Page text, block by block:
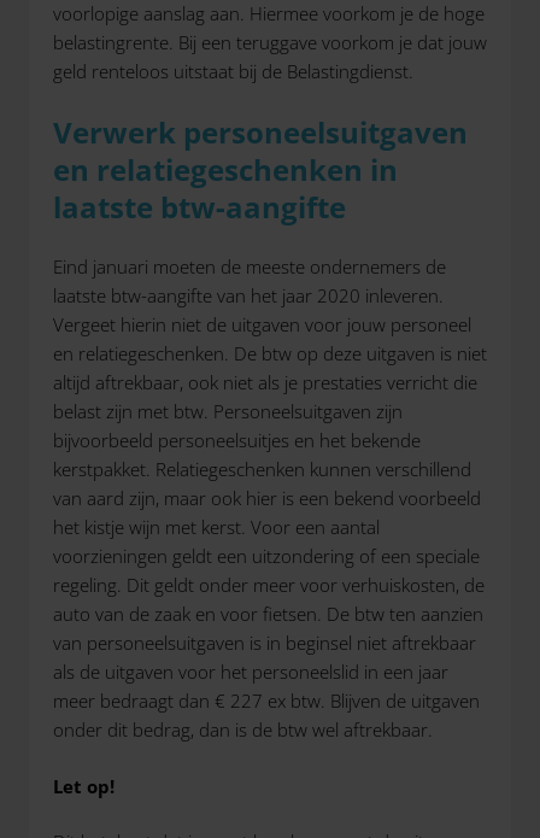
voorlopige aanslag aan. Hiermee voorkom je de hoge
belastingrente. Bij een teruggave voorkom je dat jouw
geld renteloos uitstaat bij de Belastingdienst.
Verwerk personeelsuitgaven
en relatiegeschenken in
laatste btw-aangifte
Eind januari moeten de meeste ondernemers de
laatste btw-aangifte van het jaar 2020 inleveren.
Vergeet hierin niet de uitgaven voor jouw personeel
en relatiegeschenken. De btw op deze uitgaven is niet
altijd aftrekbaar, ook niet als je prestaties verricht die
belast zijn met btw. Personeelsuitgaven zijn
bijvoorbeeld personeelsuitjes en het bekende
kerstpakket. Relatiegeschenken kunnen verschillend
van aard zijn, maar ook hier is een bekend voorbeeld
het kistje wijn met kerst. Voor een aantal
voorzieningen geldt een uitzondering of een speciale
regeling. Dit geldt onder meer voor verhuiskosten, de
auto van de zaak en voor fietsen. De btw ten aanzien
van personeelsuitgaven is in beginsel niet aftrekbaar
als de uitgaven voor het personeelslid in een jaar
meer bedraagt dan € 227 ex btw. Blijven de uitgaven
onder dit bedrag, dan is de btw wel aftrekbaar.
Let op!